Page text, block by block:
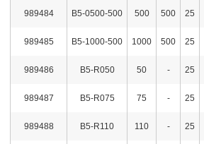
989484 B5-0500-500 500 500 25
989485 B5-1000-500 1000 500 25
989486 B5-R050 50 - 25
989487 B5-R075 75 - 25
989488 B5-R110 110 - 25